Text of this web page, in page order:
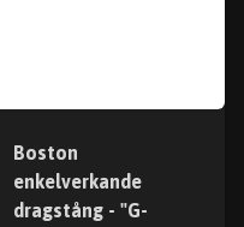
Boston
enkelverkande
dragstång - "G-